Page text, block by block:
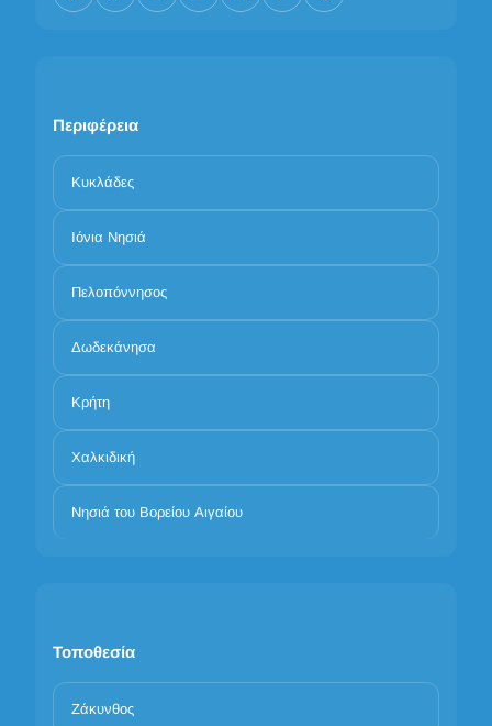
Περιφέρεια
Κυκλάδες
Ιόνια Νησιά
Πελοπόννησος
Δωδεκάνησα
Κρήτη
Χαλκιδική
Νησιά του Βορείου Αιγαίου
Τοποθεσία
Ζάκυνθος